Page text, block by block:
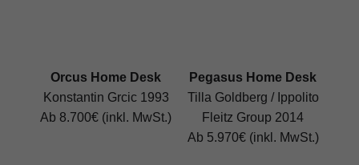
Orcus Home Desk
Konstantin Grcic 1993
Ab 8.700€ (inkl. MwSt.)
Pegasus Home Desk
Tilla Goldberg / Ippolito
Fleitz Group 2014
Ab 5.970€ (inkl. MwSt.)